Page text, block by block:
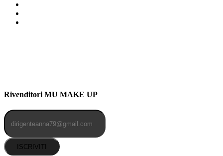
Rivenditori MU MAKE UP
ISCRIVITI